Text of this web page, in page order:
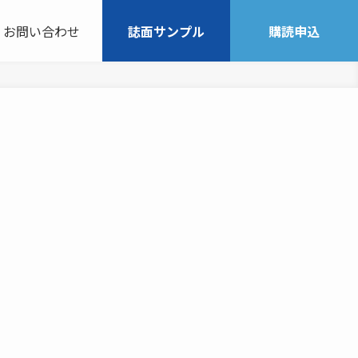
お問い合わせ 誌面サンプル 購読申込